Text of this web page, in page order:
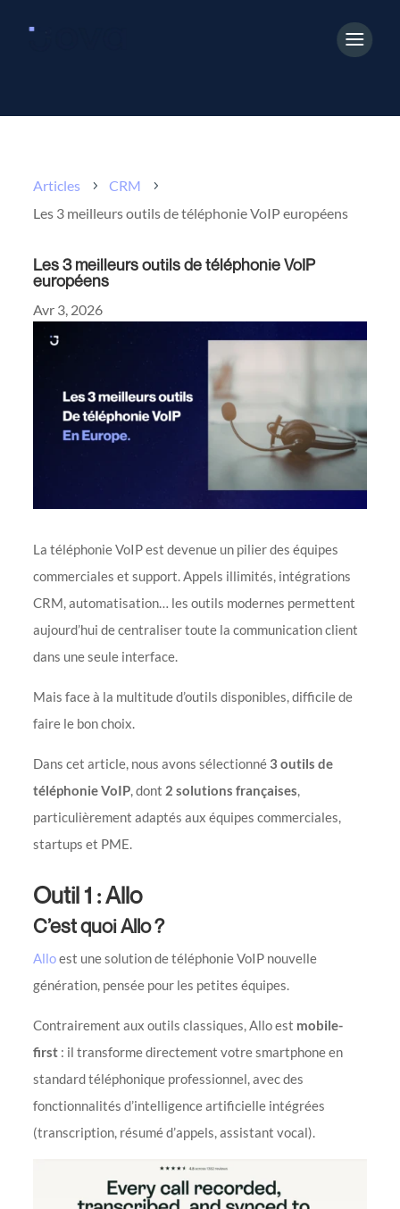
Articles 5 CRM 5
Les 3 meilleurs outils de téléphonie VoIP européens
Les 3 meilleurs outils de téléphonie VoIP
européens
Avr 3, 2026
La téléphonie VoIP est devenue un pilier des équipes
commerciales et support. Appels illimités, intégrations
CRM, automatisation… les outils modernes permettent
aujourd’hui de centraliser toute la communication client
dans une seule interface.
Mais face à la multitude d’outils disponibles, difficile de
faire le bon choix.
Dans cet article, nous avons sélectionné 3 outils de
téléphonie VoIP, dont 2 solutions françaises,
particulièrement adaptés aux équipes commerciales,
startups et PME.
Outil 1 : Allo
C’est quoi Allo ?
Alloest une solution de téléphonie VoIP nouvelle
génération, pensée pour les petites équipes.
Contrairement aux outils classiques, Allo est mobile-
first : il transforme directement votre smartphone en
standard téléphonique professionnel, avec des
fonctionnalités d’intelligence artificielle intégrées
(transcription, résumé d’appels, assistant vocal).